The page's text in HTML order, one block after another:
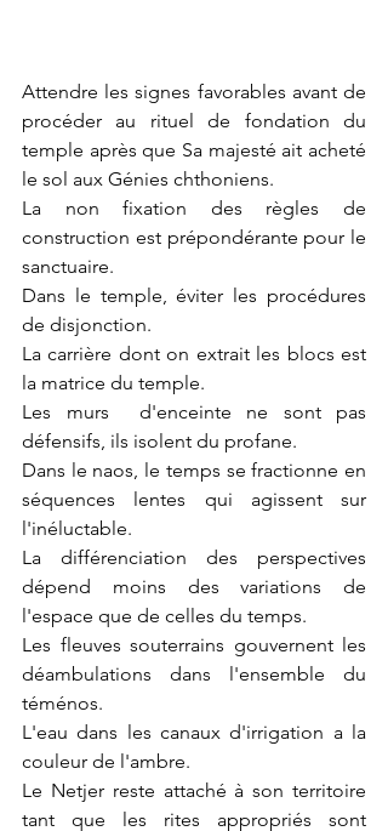
Attendre les signes favorables avant de
procéder au rituel de fondation du
temple après que Sa majesté ait acheté
le sol aux Génies chthoniens.
La non fixation des règles de
construction est prépondérante pour le
sanctuaire.
Dans le temple, éviter les procédures
de disjonction.
La carrière dont on extrait les blocs est
la matrice du temple.
Les murs  d'enceinte ne sont pas
défensifs, ils isolent du profane.
Dans le naos, le temps se fractionne en
séquences lentes qui agissent sur
l'inéluctable.
La différenciation des perspectives
dépend moins des variations de
l'espace que de celles du temps.
Les fleuves souterrains gouvernent les
déambulations dans l'ensemble du
téménos.
L'eau dans les canaux d'irrigation a la
couleur de l'ambre.
Le Netjer reste attaché à son territoire
tant que les rites appropriés sont